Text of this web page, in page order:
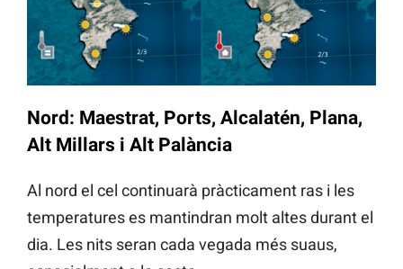
Nord: Maestrat, Ports, Alcalatén, Plana,
Alt Millars i Alt Palància
Al nord el cel continuarà pràcticament ras i les
temperatures es mantindran molt altes durant el
dia. Les nits seran cada vegada més suaus,